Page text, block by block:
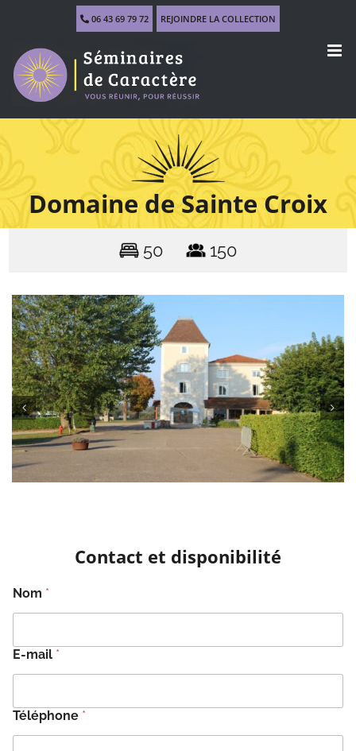
06 43 69 79 72 REJOINDRE LA COLLECTION
Domaine de Sainte Croix
50 150
Contact et disponibilité
Nom *
E-mail *
Téléphone *